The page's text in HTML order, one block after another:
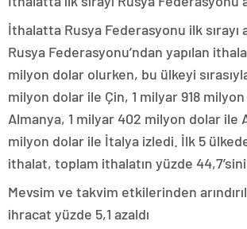
İthalatta Rusya Federasyonu ilk sırayı
Rusya Federasyonu’ndan yapılan
milyon dolar olurken, bu ülkeyi
milyon dolar ile Çin, 1 milyar 918
Almanya, 1 milyar 402 milyon dolar ile
milyon dolar ile İtalya izledi. İlk 5
ithalat, toplam ithalatın yüzde
Mevsim ve takvim etkilerinden
ihracat yüzde 5,1 azaldı